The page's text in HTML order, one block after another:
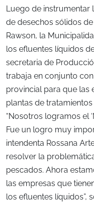
Luego de instrumentar
de desechos sólidos
Rawson, la
los efluentes líquidos
secretaria de
trabaja en conjunto
provincial para que las
plantas de
“Nosotros logramos el
Fue un logro muy
intendenta Rossana
resolver la
pescados. Ahora
las empresas que
los efluentes líquidos”,